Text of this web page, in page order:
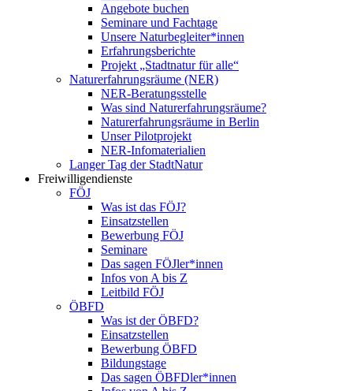
Angebote buchen
Seminare und Fachtage
Unsere Naturbegleiter*innen
Erfahrungsberichte
Projekt „Stadtnatur für alle“
Naturerfahrungsräume (NER)
NER-Beratungsstelle
Was sind Naturerfahrungsräume?
Naturerfahrungsräume in Berlin
Unser Pilotprojekt
NER-Infomaterialien
Langer Tag der StadtNatur
Freiwilligendienste
FÖJ
Was ist das FÖJ?
Einsatzstellen
Bewerbung FÖJ
Seminare
Das sagen FÖJler*innen
Infos von A bis Z
Leitbild FÖJ
ÖBFD
Was ist der ÖBFD?
Einsatzstellen
Bewerbung ÖBFD
Bildungstage
Das sagen ÖBFDler*innen